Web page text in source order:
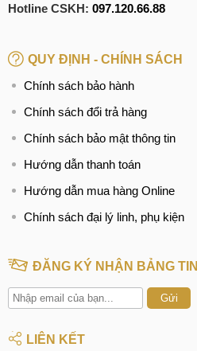
Hotline CSKH: 097.120.66.88
QUY ĐỊNH - CHÍNH SÁCH
Chính sách bảo hành
Chính sách đổi trả hàng
Chính sách bảo mật thông tin
Hướng dẫn thanh toán
Hướng dẫn mua hàng Online
Chính sách đại lý linh, phụ kiện
ĐĂNG KÝ NHẬN BẢNG TIN
Gửi
LIÊN KẾT